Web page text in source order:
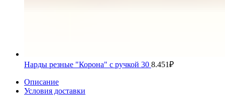
Нарды резные "Корона" с ручкой 30 8.451₽
Описание
Условия доставки